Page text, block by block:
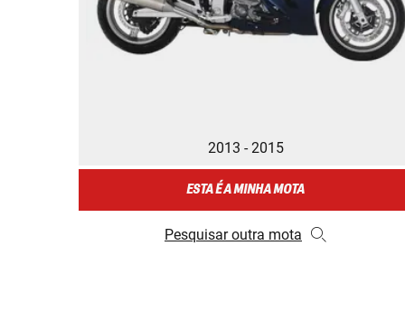
2013 - 2015
ESTA É A MINHA MOTA
Pesquisar outra mota